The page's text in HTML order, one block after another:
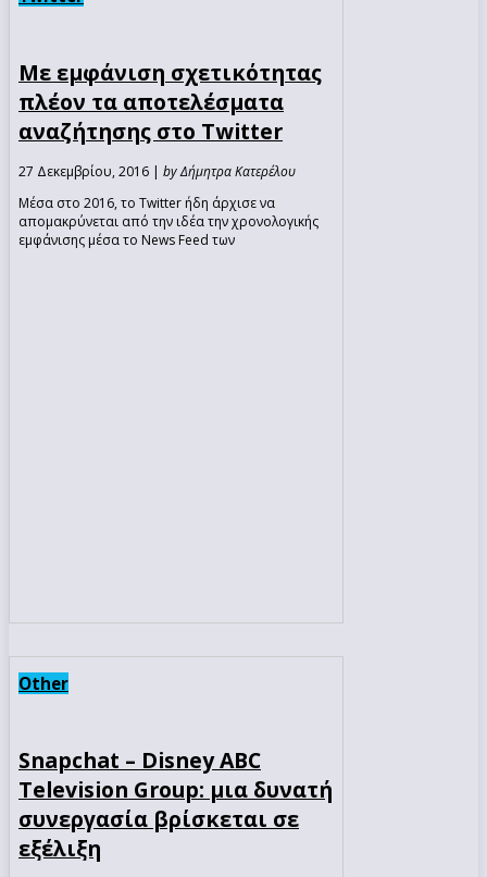
Με εμφάνιση σχετικότητας
πλέον τα αποτελέσματα
αναζήτησης στο Twitter
27 Δεκεμβρίου, 2016 | by Δήμητρα Κατερέλου
Μέσα στο 2016, το Twitter ήδη άρχισε να
απομακρύνεται από την ιδέα την χρονολογικής
εμφάνισης μέσα το News Feed των
Other
Snapchat – Disney ABC
Television Group: μια δυνατή
συνεργασία βρίσκεται σε
εξέλιξη